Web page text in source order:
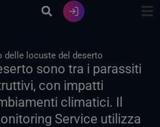
delle locuste del deserto
sono tra i parassiti
con impatti
climatici. Il
Service utilizza